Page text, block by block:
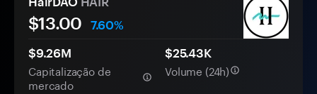
$13.00
7.60%
$9.26M
Capitalização de
mercado
$25.43K
Volume (24h)